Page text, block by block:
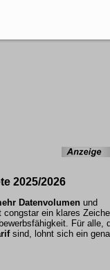
2025/2026
Datenvolumen und
ein klares
. Für alle,
sind, lohnt sich ein